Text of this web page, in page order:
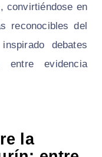
convirtiéndose en
reconocibles del
debates
entre evidencia
la